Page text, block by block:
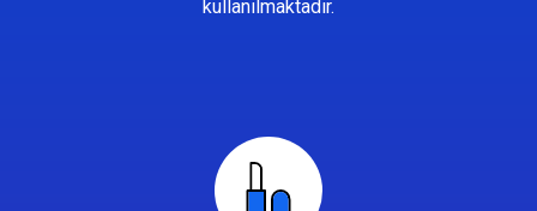
kullanılmaktadır.